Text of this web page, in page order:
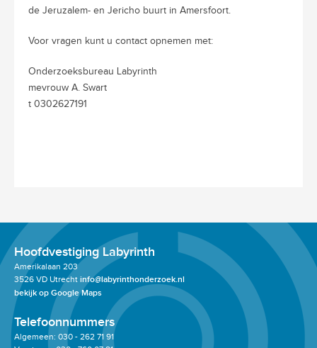
de Jeruzalem- en Jericho buurt in Amersfoort.
Voor vragen kunt u contact opnemen met:
Onderzoeksbureau Labyrinth
mevrouw A. Swart
t 0302627191
Hoofdvestiging Labyrinth
Amerikalaan 203
3526 VD Utrecht info@labyrinthonderzoek.nl
bekijk op Google Maps
Telefoonnummers
Algemeen: 030 - 262 71 91